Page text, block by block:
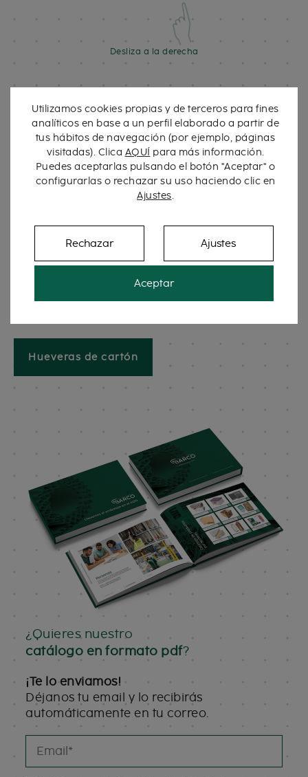
Desliza a la derecha
Hueveras de cartón
¿Quieres nuestro
catálogo en formato pdf?
¡Te lo enviamos!
Déjanos tu email y lo recibirás
automáticamente en tu correo.
Utilizamos cookies propias y de terceros para fines
analíticos en base a un perfil elaborado a partir de
tus hábitos de navegación (por ejemplo, páginas
visitadas). Clica AQUÍ para más información.
Puedes aceptarlas pulsando el botón "Aceptar" o
configurarlas o rechazar su uso haciendo clic en
Ajustes.
Aceptar
Rechazar Ajustes